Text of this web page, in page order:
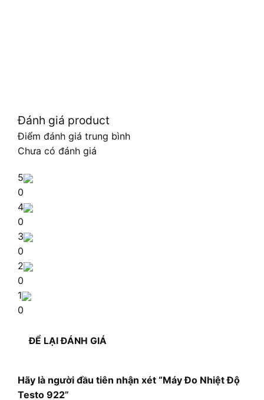
Đánh giá product
Điểm đánh giá trung bình
Chưa có đánh giá
5
0
4
0
3
0
2
0
1
0
ĐỂ LẠI ĐÁNH GIÁ
Hãy là người đầu tiên nhận xét “Máy Đo Nhiệt Độ
Testo 922”